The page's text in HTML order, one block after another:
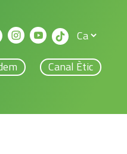
Canal Ètic